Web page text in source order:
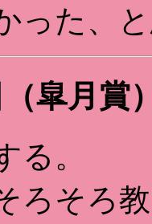
った、
皐月賞
。
そろ